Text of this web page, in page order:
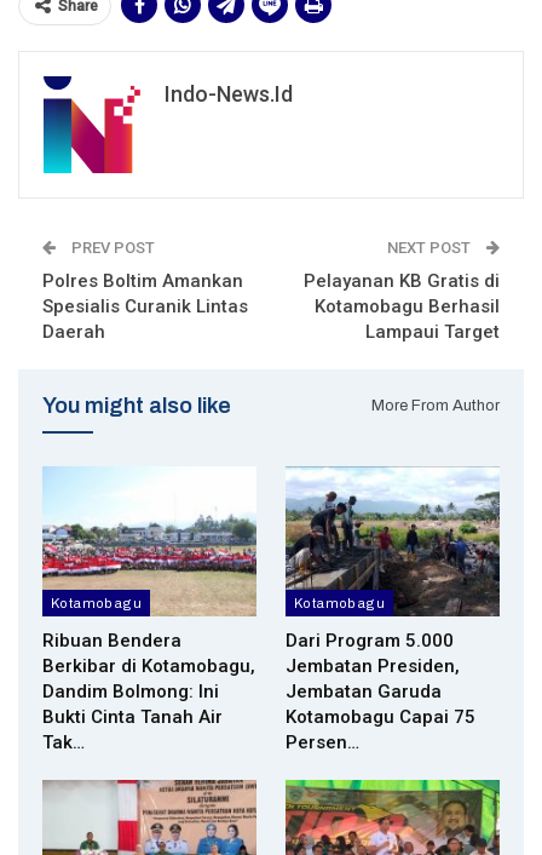
Share
Indo-News.id
PREV POST
Polres Boltim Amankan
Spesialis Curanik Lintas
Daerah
NEXT POST
Pelayanan KB Gratis di
Kotamobagu Berhasil
Lampaui Target
You might also like More From Author
Kotamobagu
Ribuan Bendera
Berkibar di Kotamobagu,
Dandim Bolmong: Ini
Bukti Cinta Tanah Air
Tak…
Kotamobagu
Dari Program 5.000
Jembatan Presiden,
Jembatan Garuda
Kotamobagu Capai 75
Persen…